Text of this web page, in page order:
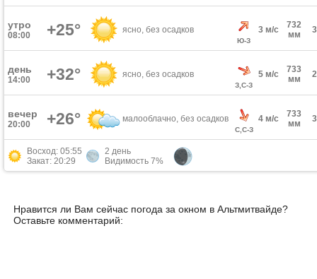
утро
08:00 +25° ясно, без осадков
Ю-З
3 м/с
732
мм
день
14:00 +32° ясно, без осадков
З,С-З
5 м/с
733
мм
вечер
20:00 +26° малооблачно, без осадков
С,С-З
4 м/с
733
мм
Восход: 05:55
Закат: 20:29
2 день
Видимость 7%
Нравится ли Вам сейчас погода за окном в Альтмитвайде?
Оставьте комментарий: